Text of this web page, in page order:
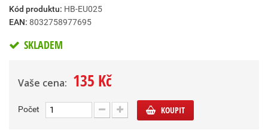
Kód produktu: HB-EU025
EAN: 8032758977695
SKLADEM
Vaše cena: 135 Kč
Počet KOUPIT